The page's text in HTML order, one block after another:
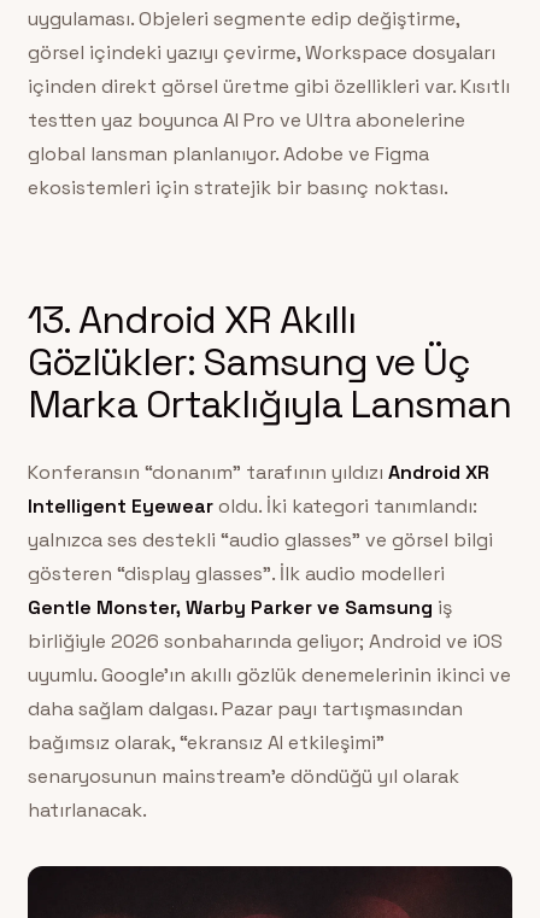
uygulaması. Objeleri segmente edip değiştirme,
görsel içindeki yazıyı çevirme, Workspace dosyaları
içinden direkt görsel üretme gibi özellikleri var. Kısıtlı
testten yaz boyunca AI Pro ve Ultra abonelerine
global lansman planlanıyor. Adobe ve Figma
ekosistemleri için stratejik bir basınç noktası.
13. Android XR Akıllı
Gözlükler: Samsung ve Üç
Marka Ortaklığıyla Lansman
Konferansın “donanım” tarafının yıldızı Android XR
Intelligent Eyewearoldu. İki kategori tanımlandı:
yalnızca ses destekli “audio glasses” ve görsel bilgi
gösteren “display glasses”. İlk audio modelleri
Gentle Monster, Warby Parker ve Samsung iş
birliğiyle 2026 sonbaharında geliyor; Android ve iOS
uyumlu. Google’ın akıllı gözlük denemelerinin ikinci ve
daha sağlam dalgası. Pazar payı tartışmasından
bağımsız olarak, “ekransız AI etkileşimi”
senaryosunun mainstream’e döndüğü yıl olarak
hatırlanacak.